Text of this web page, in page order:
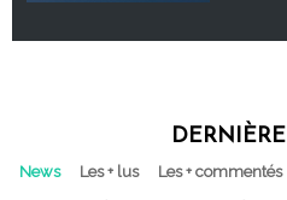
DERNIÈRE
News Les + lus Les + commentés